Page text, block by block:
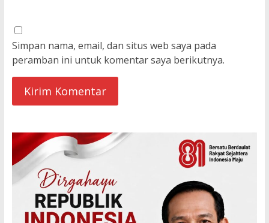
Simpan nama, email, dan situs web saya pada
peramban ini untuk komentar saya berikutnya.